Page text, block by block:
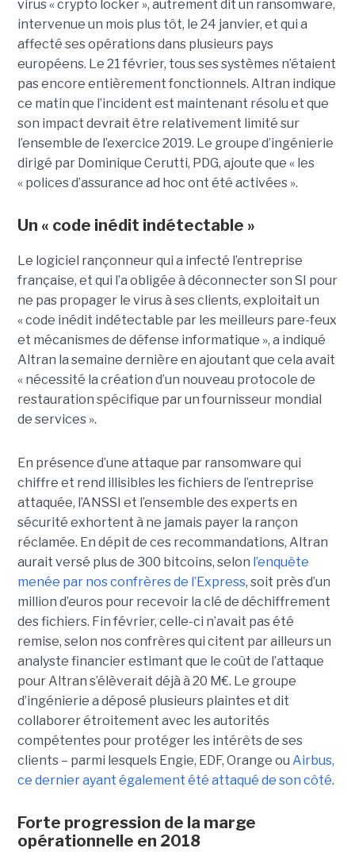
virus « crypto locker », autrement dit un ransomware,
intervenue un mois plus tôt, le 24 janvier, et qui a
affecté ses opérations dans plusieurs pays
européens. Le 21 février, tous ses systèmes n’étaient
pas encore entièrement fonctionnels. Altran indique
ce matin que l’incident est maintenant résolu et que
son impact devrait être relativement limité sur
l’ensemble de l’exercice 2019. Le groupe d’ingénierie
dirigé par Dominique Cerutti, PDG, ajoute que « les
« polices d’assurance ad hoc ont été activées ».
Un « code inédit indétectable »
Le logiciel rançonneur qui a infecté l’entreprise
française, et qui l’a obligée à déconnecter son SI pour
ne pas propager le virus à ses clients, exploitait un
« code inédit indétectable par les meilleurs pare-feux
et mécanismes de défense informatique », a indiqué
Altran la semaine dernière en ajoutant que cela avait
« nécessité la création d’un nouveau protocole de
restauration spécifique par un fournisseur mondial
de services ».
En présence d’une attaque par ransomware qui
chiffre et rend illisibles les fichiers de l’entreprise
attaquée, l’ANSSI et l’ensemble des experts en
sécurité exhortent à ne jamais payer la rançon
réclamée. En dépit de ces recommandations, Altran
aurait versé plus de 300 bitcoins, selon l’enquête
menée par nos confrères de l’Express, soit près d’un
million d’euros pour recevoir la clé de déchiffrement
des fichiers. Fin février, celle-ci n’avait pas été
remise, selon nos confrères qui citent par ailleurs un
analyste financier estimant que le coût de l’attaque
pour Altran s’élèverait déjà à 20 M€. Le groupe
d’ingénierie a déposé plusieurs plaintes et dit
collaborer étroitement avec les autorités
compétentes pour protéger les intérêts de ses
clients – parmi lesquels Engie, EDF, Orange ou Airbus,
ce dernier ayant également été attaqué de son côté.
Forte progression de la marge
opérationnelle en 2018